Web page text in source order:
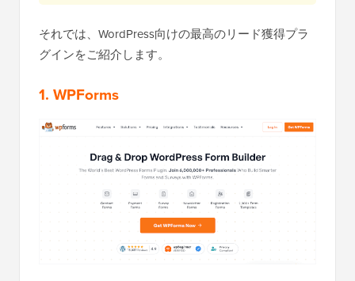
それでは、WordPress向けの最高のリード獲得プラ
グインをご紹介します。
1. WPForms